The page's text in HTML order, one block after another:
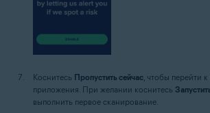
Коснитесь Пропустить сейчас , чтобы перейти
приложения. При желании коснитесь
выполнить первое сканирование.